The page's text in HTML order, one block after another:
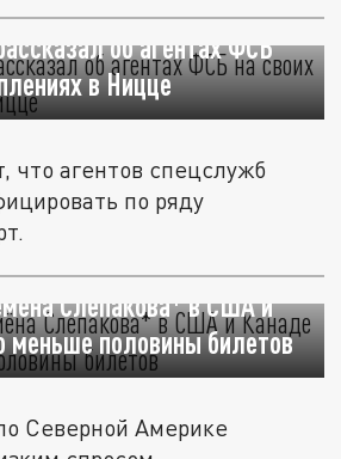
об агентах ФСБ
в Ницце
что агентов спецслужб
по ряду
Слепакова* в США и
меньше половины билетов
Северной Америке